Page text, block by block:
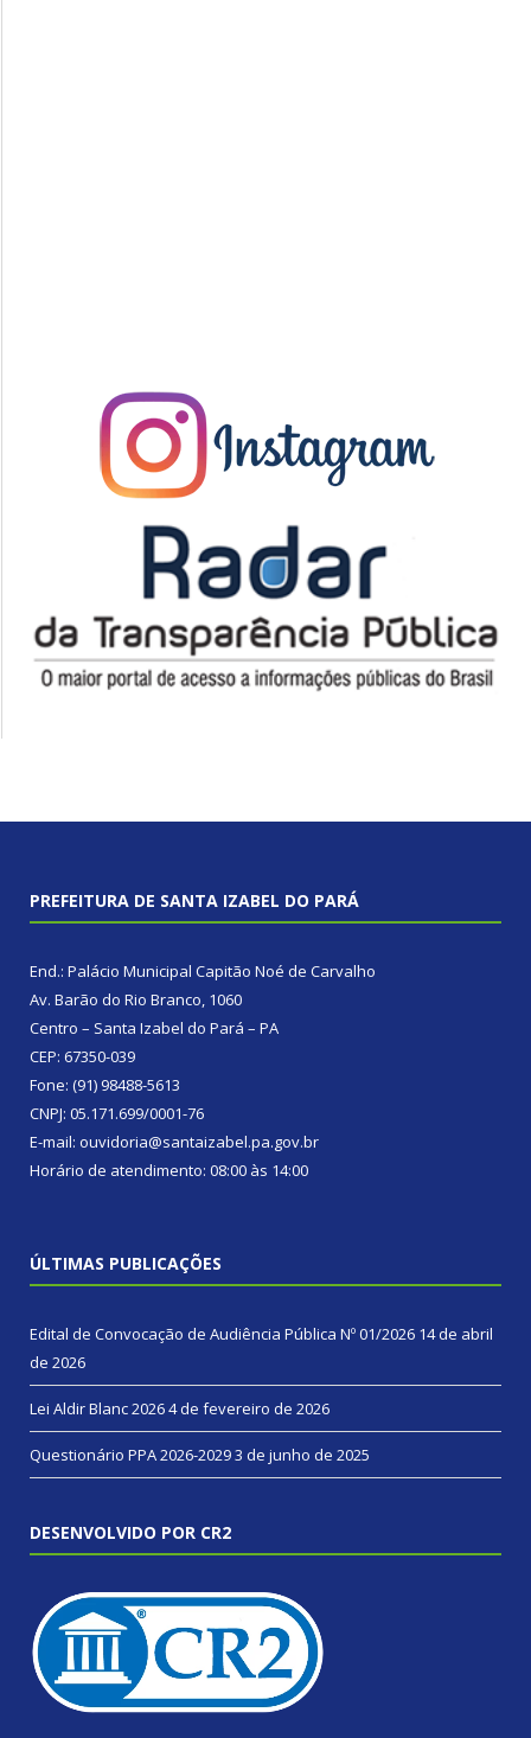
PREFEITURA DE SANTA IZABEL DO PARÁ
End.: Palácio Municipal Capitão Noé de Carvalho
Av. Barão do Rio Branco, 1060
Centro – Santa Izabel do Pará – PA
CEP: 67350-039
Fone: (91) 98488-5613
CNPJ: 05.171.699/0001-76
E-mail: ouvidoria@santaizabel.pa.gov.br
Horário de atendimento: 08:00 às 14:00
ÚLTIMAS PUBLICAÇÕES
Edital de Convocação de Audiência Pública Nº 01/2026 14 de abril
de 2026
Lei Aldir Blanc 20264 de fevereiro de 2026
Questionário PPA 2026-20293 de junho de 2025
DESENVOLVIDO POR CR2